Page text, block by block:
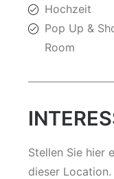
Hochzeit
Pop Up &
Room
Stellen Sie hier
dieser Location.